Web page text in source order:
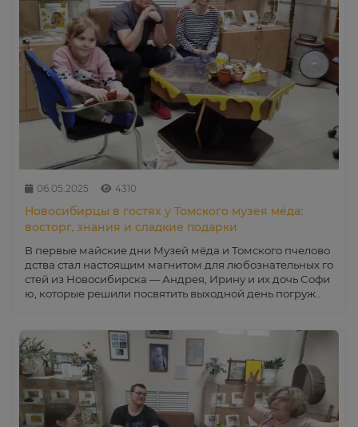
06.05.2025 4310
Новосибирцы в гостях у Томского музея мёда:
восторг, знания и сладкие подарки
В первые майские дни Музей мёда и Томского пчелово
дства стал настоящим магнитом для любознательных го
стей из Новосибирска — Андрея, Ирину и их дочь Софи
ю, которые решили посвятить выходной день погруж..